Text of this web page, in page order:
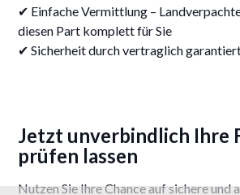
✔ Einfache Vermittlung –
diesen Part komplett für Sie
✔ Sicherheit durch vertraglich
Jetzt unverbindlich Ihre
prüfen lassen
Nutzen Sie Ihre Chance auf sichere und